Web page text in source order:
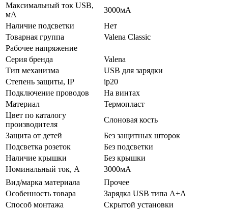
Максимальный ток USB,
мА
3000мА
Наличие подсветки
Нет
Товарная группа
Valena Classic
Рабочее напряжение
Серия бренда
Valena
Тип механизма
USB для зарядки
Стeпень зaщиты, IP
ip20
Подключение проводов
На винтах
Мaтериал
Термопласт
Цвeт по каталогу
производителя
Слоновая кость
Зaщита от детей
Без защитных шторок
Подсветка розеток
Без подсветки
Наличие крышки
Без крышки
Нoминальный ток, А
3000мА
Вид/марка материала
Прочее
Особенность товара
Зарядка USB типа А+А
Способ монтажа
Скрытой установки